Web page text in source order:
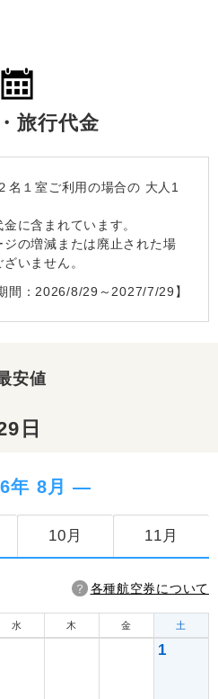
旅行代金
名１室 ご利用の場合の 大人1
に含まれています。
の増減または廃止された場
いません。
間：2026/8/29～2027/7/29】
安値
日
年 8月 ―
10月 11月
各種航空券について
水 木 金 土
1